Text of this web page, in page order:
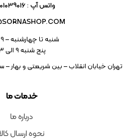
خدمات ما
درباره ما
نحوه ارسال کالا
واتس آپ : 09301039016
شنبه تا چهارشنبه – ۹ الی 17
پنج شنبه ۹ الی 13
تهران خیابان انقلاب – بین شریعتی و